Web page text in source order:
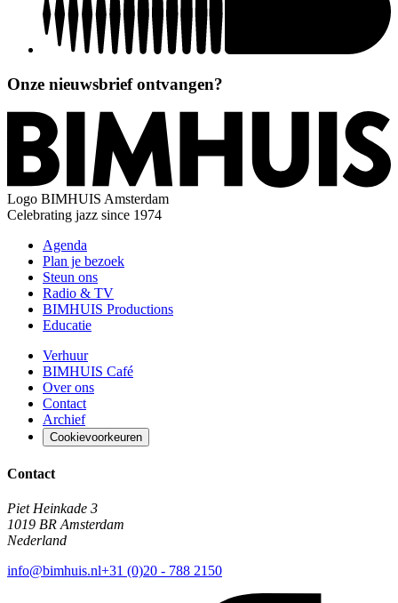
Onze nieuwsbrief ontvangen?
Logo BIMHUIS Amsterdam
Celebrating jazz since 1974
Agenda
Plan je bezoek
Steun ons
Radio & TV
BIMHUIS Productions
Educatie
Verhuur
BIMHUIS Café
Over ons
Contact
Archief
Cookievoorkeuren
Contact
Piet Heinkade 3
1019 BR Amsterdam
Nederland
info@bimhuis.nl+31 (0)20 - 788 2150